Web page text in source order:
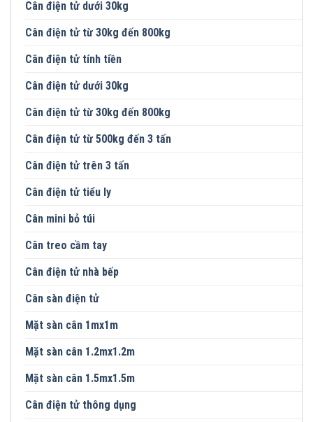
Cân điện tử dưới 30kg
Cân điện tử từ 30kg đến 800kg
Cân điện tử tính tiền
Cân điện tử dưới 30kg
Cân điện tử từ 30kg đến 800kg
Cân điện tử từ 500kg đến 3 tấn
Cân điện tử trên 3 tấn
Cân điện tử tiểu ly
Cân mini bỏ túi
Cân treo cầm tay
Cân điện tử nhà bếp
Cân sàn điện tử
Mặt sàn cân 1mx1m
Mặt sàn cân 1.2mx1.2m
Mặt sàn cân 1.5mx1.5m
Cân điện tử thông dụng